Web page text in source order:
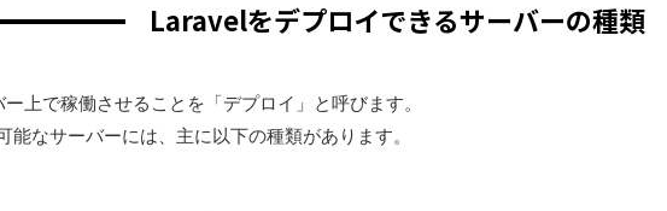
Laravelをデプロイできるサーバーの種類
上で稼働させることを「デプロイ」と呼びます。
能なサーバーには、主に以下の種類があります。